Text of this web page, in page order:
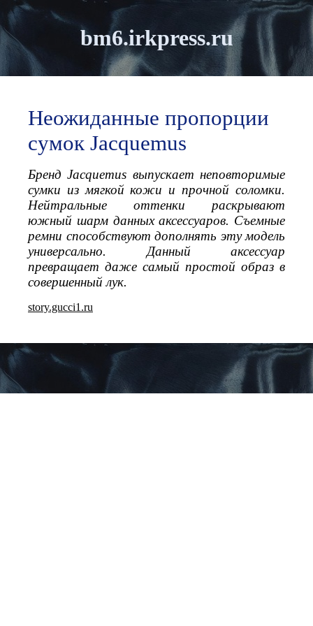
bm6.irkpress.ru
Неожиданные пропорции
сумок Jacquemus
Бренд Jacquemus выпускает неповторимые
сумки из мягкой кожи и прочной соломки.
Нейтральные оттенки раскрывают
южный шарм данных аксессуаров. Съемные
ремни способствуют дополнять эту модель
универсально. Данный аксессуар
превращает даже самый простой образ в
совершенный лук.
story.gucci1.ru